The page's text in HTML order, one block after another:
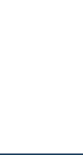
1位：十和田